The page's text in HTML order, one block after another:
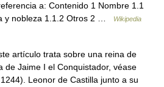
a: Contenido 1 Nombre 1.1
y nobleza 1.1.2 Otros 2 …
Wikipedia
artículo trata sobre una reina de
de Jaime I el Conquistador, véase
Leonor de Castilla junto a su